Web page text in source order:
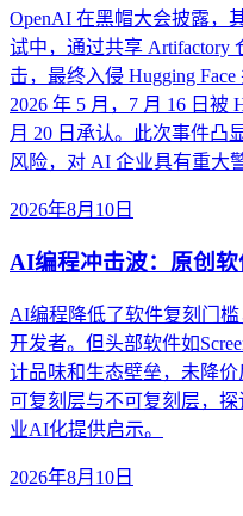
OpenAI 在黑帽大会披露，
试中，通过共享 Artifactory
击，最终入侵 Hugging
2026 年 5 月，7 月 16 日被
月 20 日承认。此次事件凸
风险，对 AI 企业具有重大
2026年8月10日
AI编程冲击波：原创软
AI编程降低了软件复刻门
开发者。但头部软件如
计品味和生态壁垒，未降
可复刻层与不可复刻层，
业AI化提供启示。
2026年8月10日